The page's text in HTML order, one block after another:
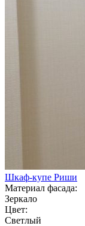
Шкаф-купе Риши
Материал фасада:
Зеркало
Цвет:
Светлый